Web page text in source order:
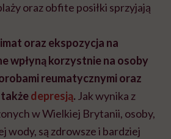
oraz obfite posiłki sprzyjają
oraz ekspozycja na
wpłyną korzystnie na osoby
reumatycznymi oraz
depresją. Jak wynika z
w Wielkiej Brytanii, osoby,
wody, są zdrowsze i bardziej